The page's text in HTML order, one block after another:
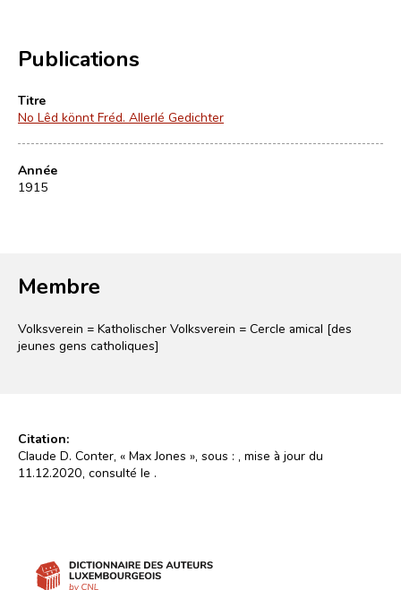
Publications
Titre
No Lêd könnt Fréd. Allerlé Gedichter
Année
1915
Membre
Volksverein = Katholischer Volksverein = Cercle amical [des
jeunes gens catholiques]
Citation:
Claude D. Conter, « Max Jones », sous :
, mise à jour du
11.12.2020, consulté le .